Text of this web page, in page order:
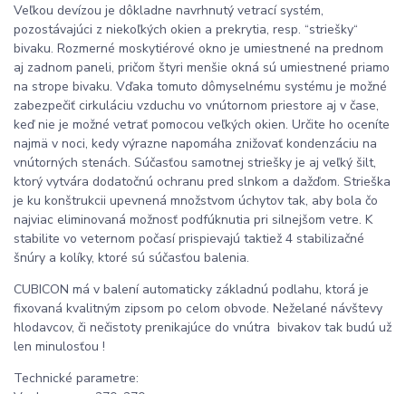
Veľkou devízou je dôkladne navrhnutý vetrací systém,
pozostávajúci z niekoľkých okien a prekrytia, resp. “striešky“
bivaku. Rozmerné moskytiérové okno je umiestnené na prednom
aj zadnom paneli, pričom štyri menšie okná sú umiestnené priamo
na strope bivaku. Vďaka tomuto dômyselnému systému je možné
zabezpečiť cirkuláciu vzduchu vo vnútornom priestore aj v čase,
keď nie je možné vetrať pomocou veľkých okien. Určite ho oceníte
najmä v noci, kedy výrazne napomáha znižovať kondenzáciu na
vnútorných stenách. Súčasťou samotnej striešky je aj veľký šilt,
ktorý vytvára dodatočnú ochranu pred slnkom a dažďom. Strieška
je ku konštrukcii upevnená množstvom úchytov tak, aby bola čo
najviac eliminovaná možnosť podfúknutia pri silnejšom vetre. K
stabilite vo veternom počasí prispievajú taktiež 4 stabilizačné
šnúry a kolíky, ktoré sú súčasťou balenia.
CUBICON má v balení automaticky základnú podlahu, ktorá je
fixovaná kvalitným zipsom po celom obvode. Neželané návštevy
hlodavcov, či nečistoty prenikajúce do vnútra bivakov tak budú už
len minulosťou !
Technické parametre: